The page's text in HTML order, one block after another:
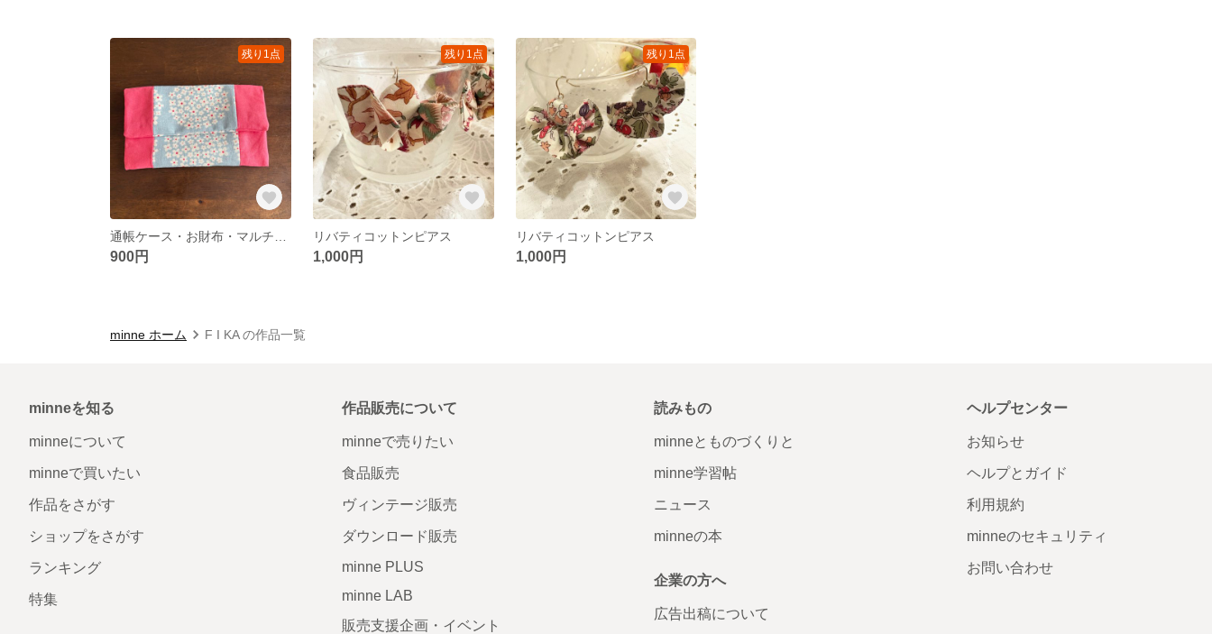
残り1点
900円
残り1点
リバティコットンピアス
1,000円
残り1点
リバティコットンピアス
1,000円
minne ホーム F I KA の作品一覧
minneを知る
minneについて
minneで買いたい
作品をさがす
ショップをさがす
ランキング
特集
作品販売について
minneで売りたい
食品販売
ヴィンテージ販売
ダウンロード販売
minne PLUS
minne LAB
販売支援企画・イベント
読みもの
minneとものづくりと
minne学習帖
ニュース
minneの本
企業の方へ
広告出稿について
ヘルプセンター
お知らせ
ヘルプとガイド
利用規約
minneのセキュリティ
お問い合わせ